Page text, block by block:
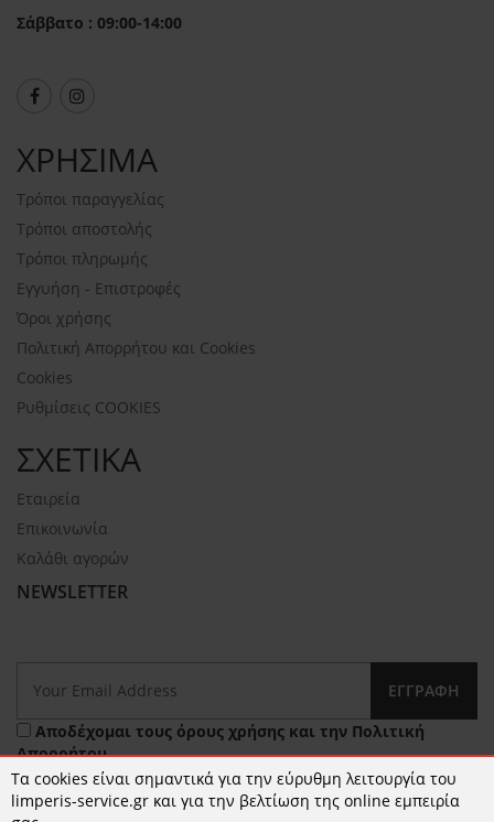
Σάββατο : 09:00-14:00
ΧΡΗΣΙΜΑ
Τρόποι παραγγελίας
Τρόποι αποστολής
Τρόποι πληρωμής
Εγγυήση - Επιστροφές
Όροι χρήσης
Πολιτική Απορρήτου και Cookies
Cookies
Ρυθμίσεις COOKIES
ΣΧΕΤΙΚΑ
Εταιρεία
Επικοινωνία
Καλάθι αγορών
NEWSLETTER
ΕΓΓΡΑΦΉ
Αποδέχομαι τους όρους χρήσης και την Πολιτική
Απορρήτου
Τα cookies είναι σημαντικά για την εύρυθμη λειτουργία του
limperis-service.gr και για την βελτίωση της online εμπειρία